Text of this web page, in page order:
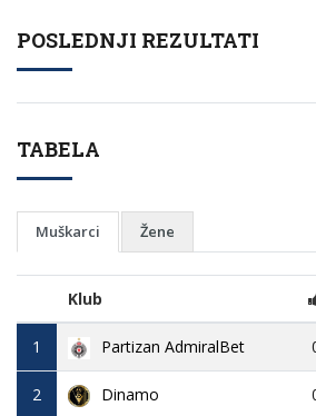
POSLEDNJI REZULTATI
TABELA
Muškarci Žene
Klub
1 Partizan AdmiralBet
2 Dinamo